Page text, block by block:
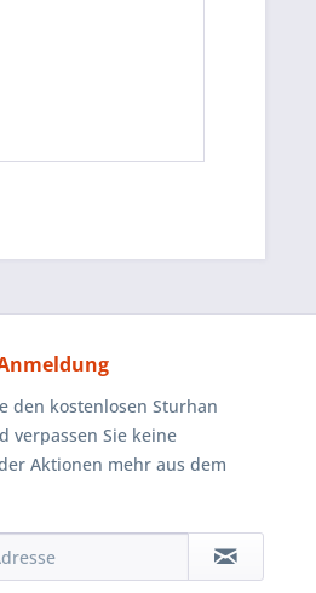
den kostenlosen Sturhan
verpassen Sie keine
Aktionen mehr aus dem